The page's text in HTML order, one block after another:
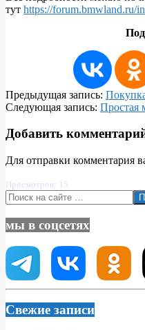
тут https://forum.bmwland.ru/
2015-
11-
Предыдущая запись:
Следующая запись: Простая
Добавить
Для отправки комментария
Просмотров: 15
Поиск
мы в соцсетях
Свежие записи